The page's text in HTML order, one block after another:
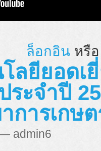
ล็อกอิน หรื
ลยียอดเ
ะจำปี
การเกษ
admin6